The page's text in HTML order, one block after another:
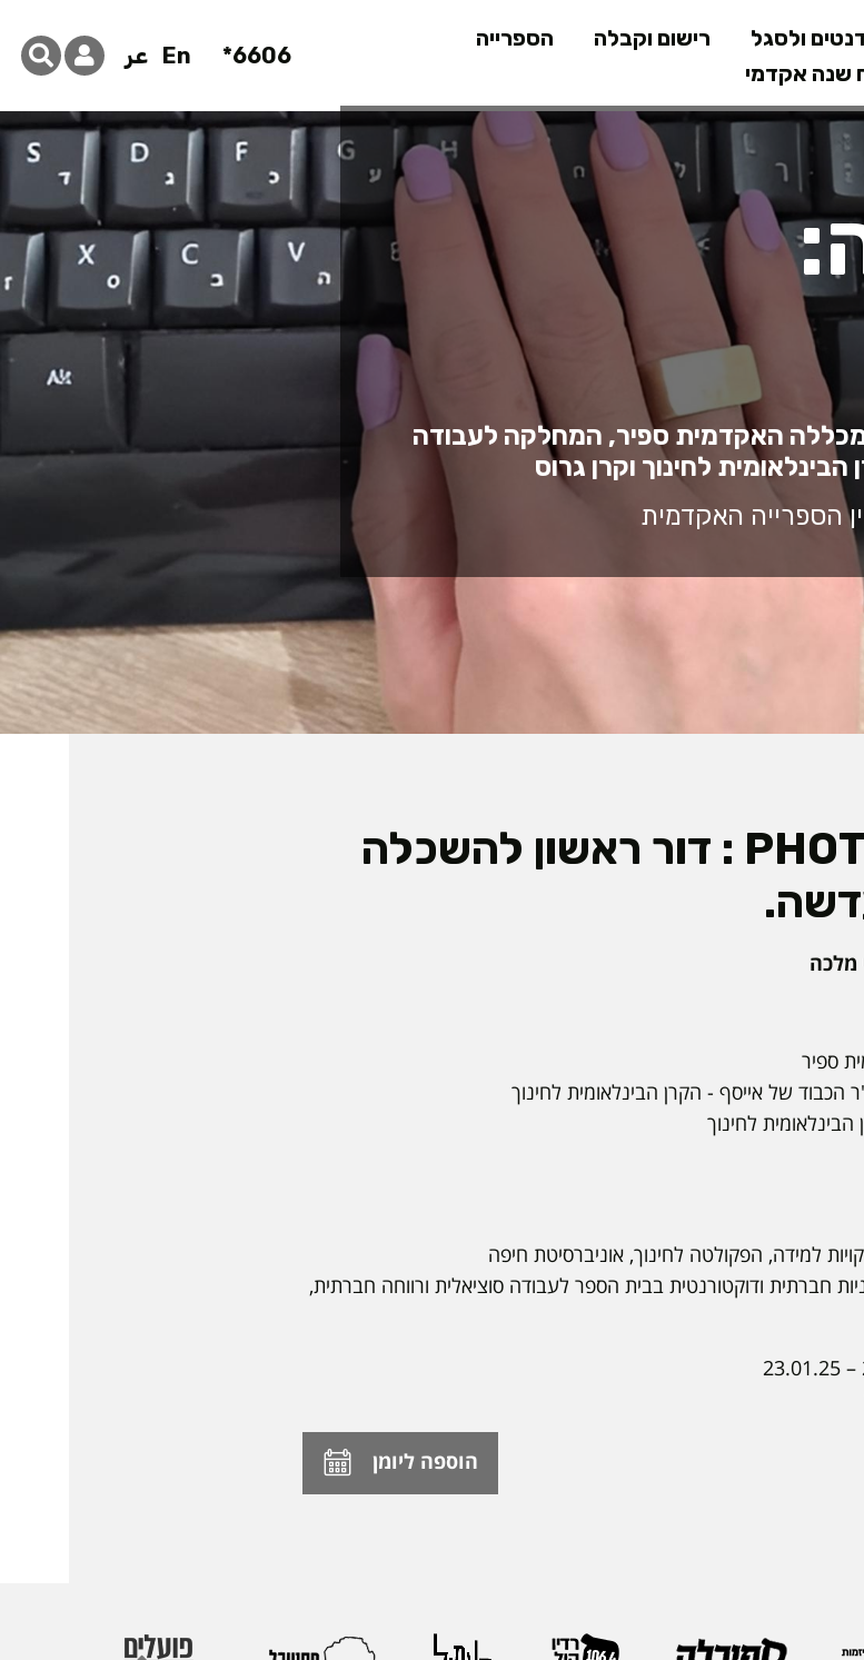
לתוכן
המרכזי
ולסגל רישום וקבלה
הספרייה
שנה אקדמי
6606*
En عر
האקדמית ספיר, המחלקה לעבודה
לחינוך וקרן גרוס
תערוכת PHOTOVOICE : דור ראשון להשכלה
מלכה
ספיר
הכבוד של אייסף - הקרן הבינלאומית לחינוך
לחינוך
חברתית ודוקטורנטית בבית הספר לעבודה סוציאלית ורווחה חברתית,
הוספה ליומן